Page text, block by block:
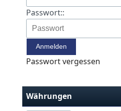
Passwort::
Passwort vergessen
Währungen